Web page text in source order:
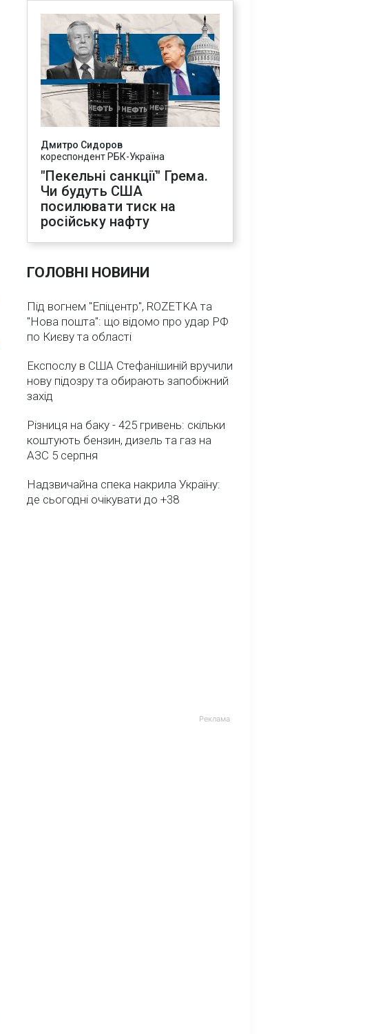
Дмитро Сидоров
кореспондент РБК-Україна
"Пекельні санкції" Грема.
Чи будуть США
посилювати тиск на
російську нафту
ГОЛОВНІ НОВИНИ
Під вогнем "Епіцентр", ROZETKA та
"Нова пошта": що відомо про удар РФ
по Києву та області
Експослу в США Стефанішиній вручили
нову підозру та обирають запобіжний
захід
Різниця на баку - 425 гривень: скільки
коштують бензин, дизель та газ на
АЗС 5 серпня
Надзвичайна спека накрила Україну:
де сьогодні очікувати до +38